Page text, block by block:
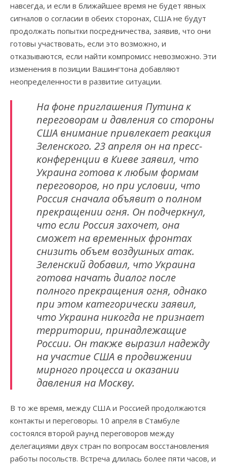
навсегда, и если в ближайшее время не будет явных
сигналов о согласии в обеих сторонах, США не будут
продолжать попытки посредничества, заявив, что они
готовы участвовать, если это возможно, и
отказываются, если найти компромисс невозможно. Эти
изменения в позиции Вашингтона добавляют
неопределенности в развитие ситуации.
На фоне приглашения Путина к
переговорам и давления со стороны
США внимание привлекает реакция
Зеленского. 23 апреля он на пресс-
конференции в Киеве заявил, что
Украина готова к любым формам
переговоров, но при условии, что
Россия сначала объявит о полном
прекращении огня. Он подчеркнул,
что если Россия захочет, она
сможет на временных фронтах
снизить объем воздушных атак.
Зеленский добавил, что Украина
готова начать диалог после
полного прекращения огня, однако
при этом категорически заявил,
что Украина никогда не признает
территории, принадлежащие
России. Он также выразил надежду
на участие США в продвижении
мирного процесса и оказании
давления на Москву.
В то же время, между США и Россией продолжаются
контакты и переговоры. 10 апреля в Стамбуле
состоялся второй раунд переговоров между
делегациями двух стран по вопросам восстановления
работы посольств. Встреча длилась более пяти часов, и